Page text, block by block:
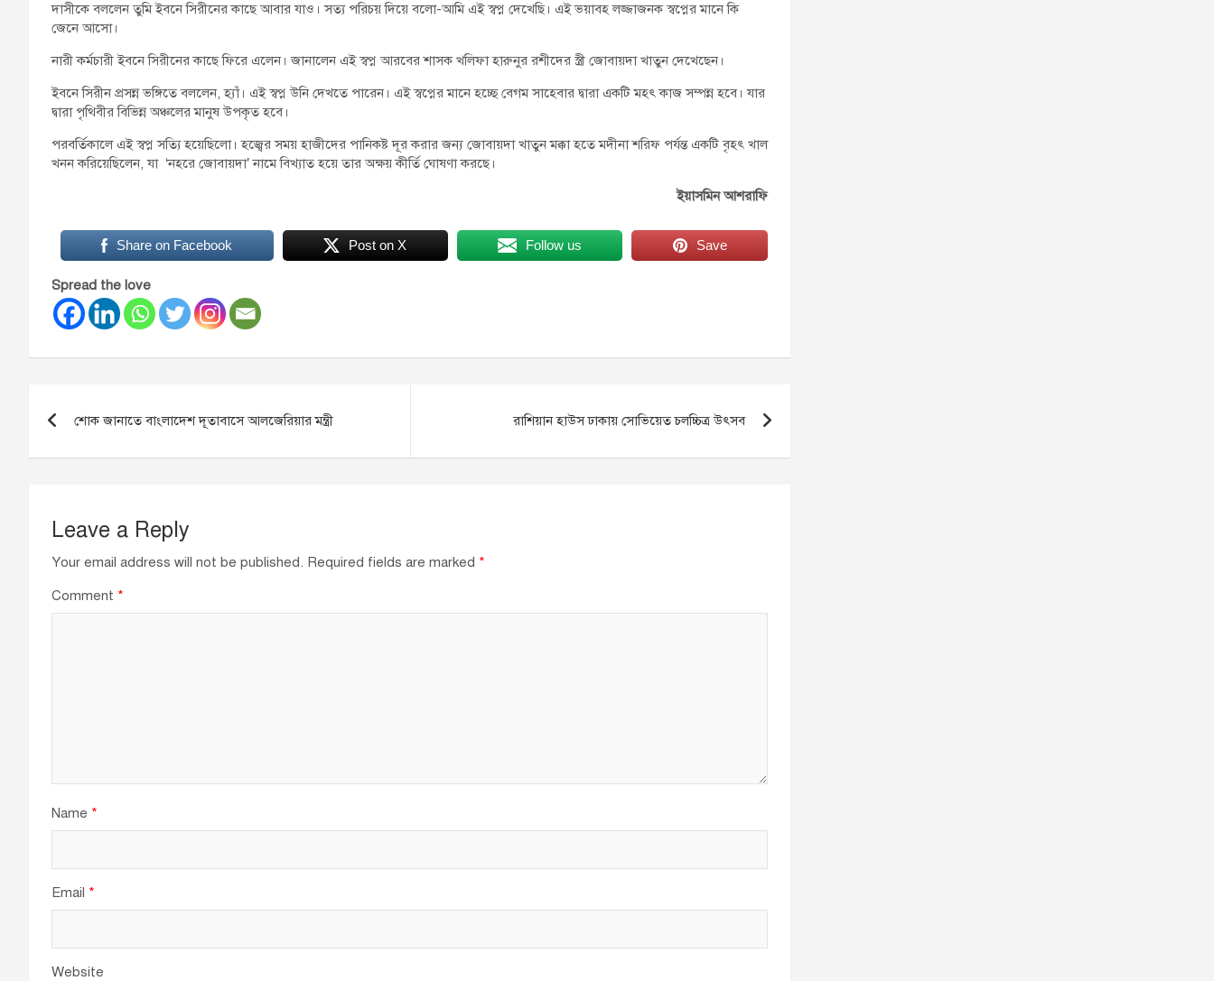
দাসীকে বললেন তুমি ইবনে সিরীনের কাছে আবার যাও। সত্য পরিচয় দিয়ে বলো-আমি এই স্বপ্ন দেখেছি। এই ভয়াবহ লজ্জাজনক স্বপ্নের মানে কি
জেনে আসো।
নারী কর্মচারী ইবনে সিরীনের কাছে ফিরে এলেন। জানালেন এই স্বপ্ন আরবের শাসক খলিফা হারুনুর রশীদের স্ত্রী জোবায়দা খাতুন দেখেছেন।
ইবনে সিরীন প্রসন্ন ভঙ্গিতে বললেন, হ্যাঁ। এই স্বপ্ন উনি দেখতে পারেন। এই স্বপ্নের মানে হচ্ছে বেগম সাহেবার দ্বারা একটি মহৎ কাজ সম্পন্ন হবে। যার
দ্বারা পৃথিবীর বিভিন্ন অঞ্চলের মানুষ উপকৃত হবে।
পরবর্তিকালে এই স্বপ্ন সত্যি হয়েছিলো। হজ্বের সময় হাজীদের পানিকষ্ট দূর করার জন্য জোবায়দা খাতুন মক্কা হতে মদীনা শরিফ পর্যন্ত একটি বৃহৎ খাল
খনন করিয়েছিলেন, যা ‘নহরে জোবায়দা’ নামে বিখ্যাত হয়ে তার অক্ষয় কীর্তি ঘোষণা করছে।
ইয়াসমিন আশরাফি
Share on Facebook Post on X Follow us Save
Spread the love
শোক জানাতে বাংলাদেশ দূতাবাসে আলজেরিয়ার মন্ত্রী রাশিয়ান হাউস ঢাকায় সোভিয়েত চলচ্চিত্র উৎসব
Leave a Reply
Your email address will not be published. Required fields are marked *
Comment *
Name *
Email *
Website